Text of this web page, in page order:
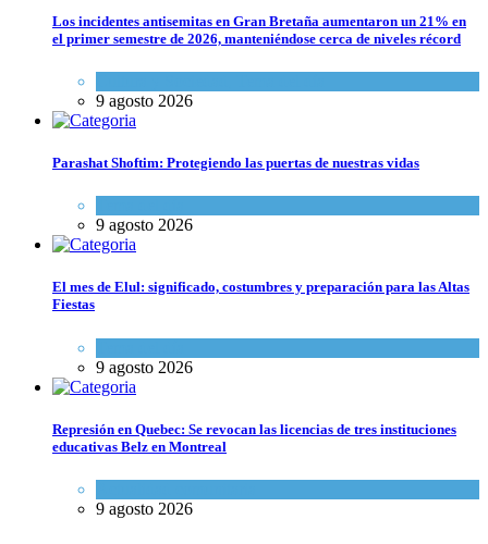
Los incidentes antisemitas en Gran Bretaña aumentaron un 21% en
el primer semestre de 2026, manteniéndose cerca de niveles récord
9 agosto 2026
Parashat Shoftim: Protegiendo las puertas de nuestras vidas
9 agosto 2026
El mes de Elul: significado, costumbres y preparación para las Altas
Fiestas
9 agosto 2026
Represión en Quebec: Se revocan las licencias de tres instituciones
educativas Belz en Montreal
9 agosto 2026